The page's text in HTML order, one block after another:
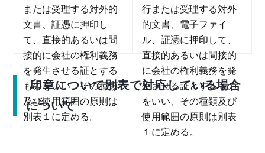
または受理する対外的
文書、証憑に押印し
て、直接的あるいは間
接的に会社の権利義務
を発生させる証とする
ものをいい、その種類
及び使用範囲の原則は
別表１に定める。
行または受理する対外
的文書、電子ファイ
ル、証憑に押印して、
直接的あるいは間接的
に会社の権利義務を発
生させる証とするもの
をいい、その種類及び
使用範囲の原則は別表
１に定める。
印章について別表で対応している場合
について